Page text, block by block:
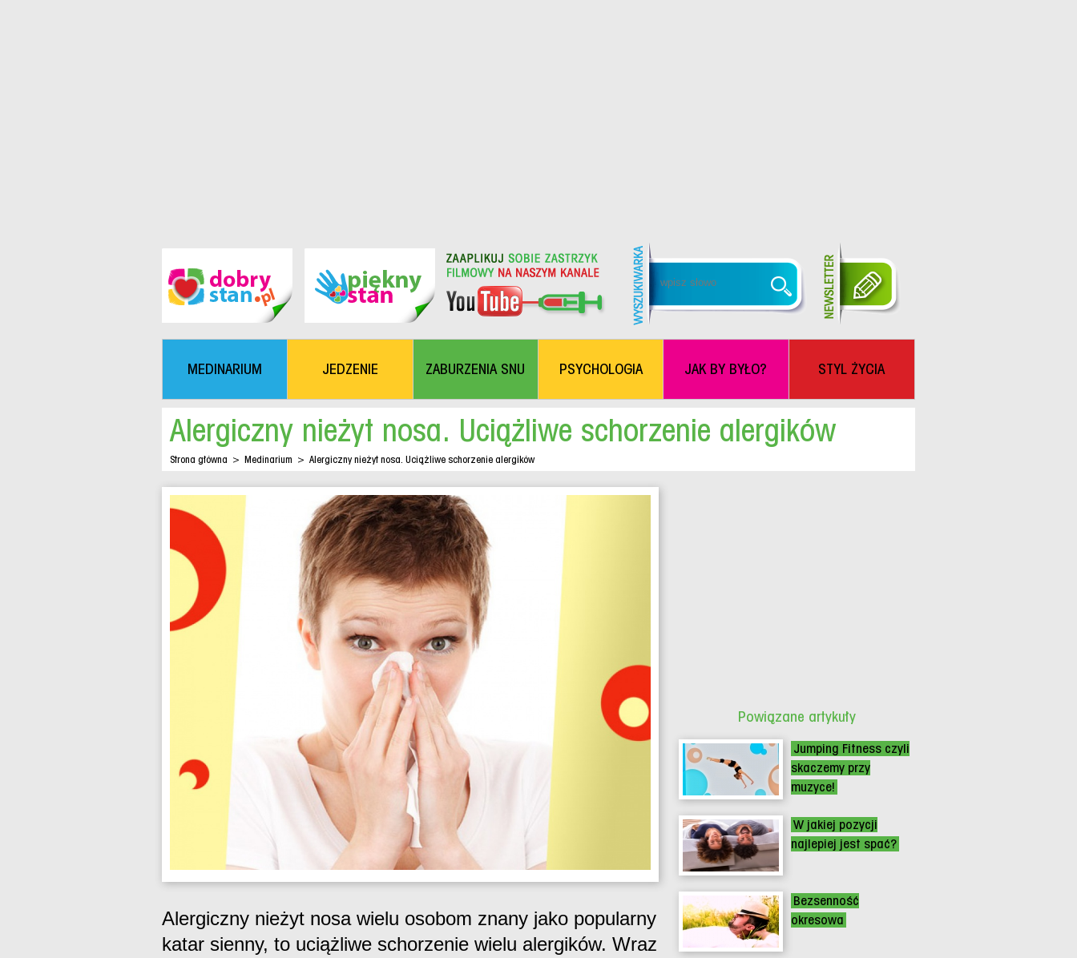
MEDINARIUM JEDZENIE ZABURZENIA SNU PSYCHOLOGIA JAK BY BYŁO? STYL ŻYCIA
Alergiczny nieżyt nosa. Uciążliwe schorzenie alergików
Strona główna > Medinarium > Alergiczny nieżyt nosa. Uciążliwe schorzenie alergików
Alergiczny nieżyt nosa wielu osobom znany jako popularny
katar sienny, to uciążliwe schorzenie wielu alergików. Wraz
Powiązane artykuły
Jumping Fitness czyli
skaczemy przy
muzyce!
W jakiej pozycji
najlepiej jest spać?
Bezsenność
okresowa